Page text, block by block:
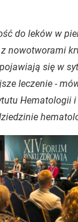
do leków w
nowotworami
się w
leczenie -
Hematologii